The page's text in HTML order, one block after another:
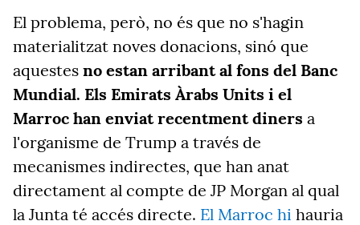
El problema, però, no és que no s'hagin
materialitzat noves donacions, sinó que
aquestes no estan arribant al fons del Banc
Mundial. Els Emirats Àrabs Units i el
Marroc han enviat recentment diners a
l'organisme de Trump a través de
mecanismes indirectes, que han anat
directament al compte de JP Morgan al qual
la Junta té accés directe. El Marroc hi hauria